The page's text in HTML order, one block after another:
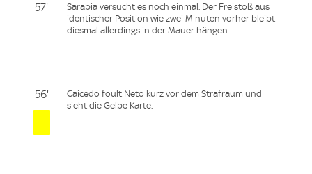
57'
Sarabia versucht es noch einmal. Der Freistoß aus
identischer Position wie zwei Minuten vorher bleibt
diesmal allerdings in der Mauer hängen.
56'
Caicedo foult Neto kurz vor dem Strafraum und
sieht die Gelbe Karte.